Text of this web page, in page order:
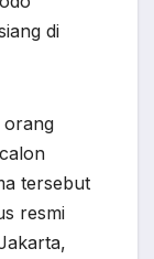
di
orang
tersebut
resmi